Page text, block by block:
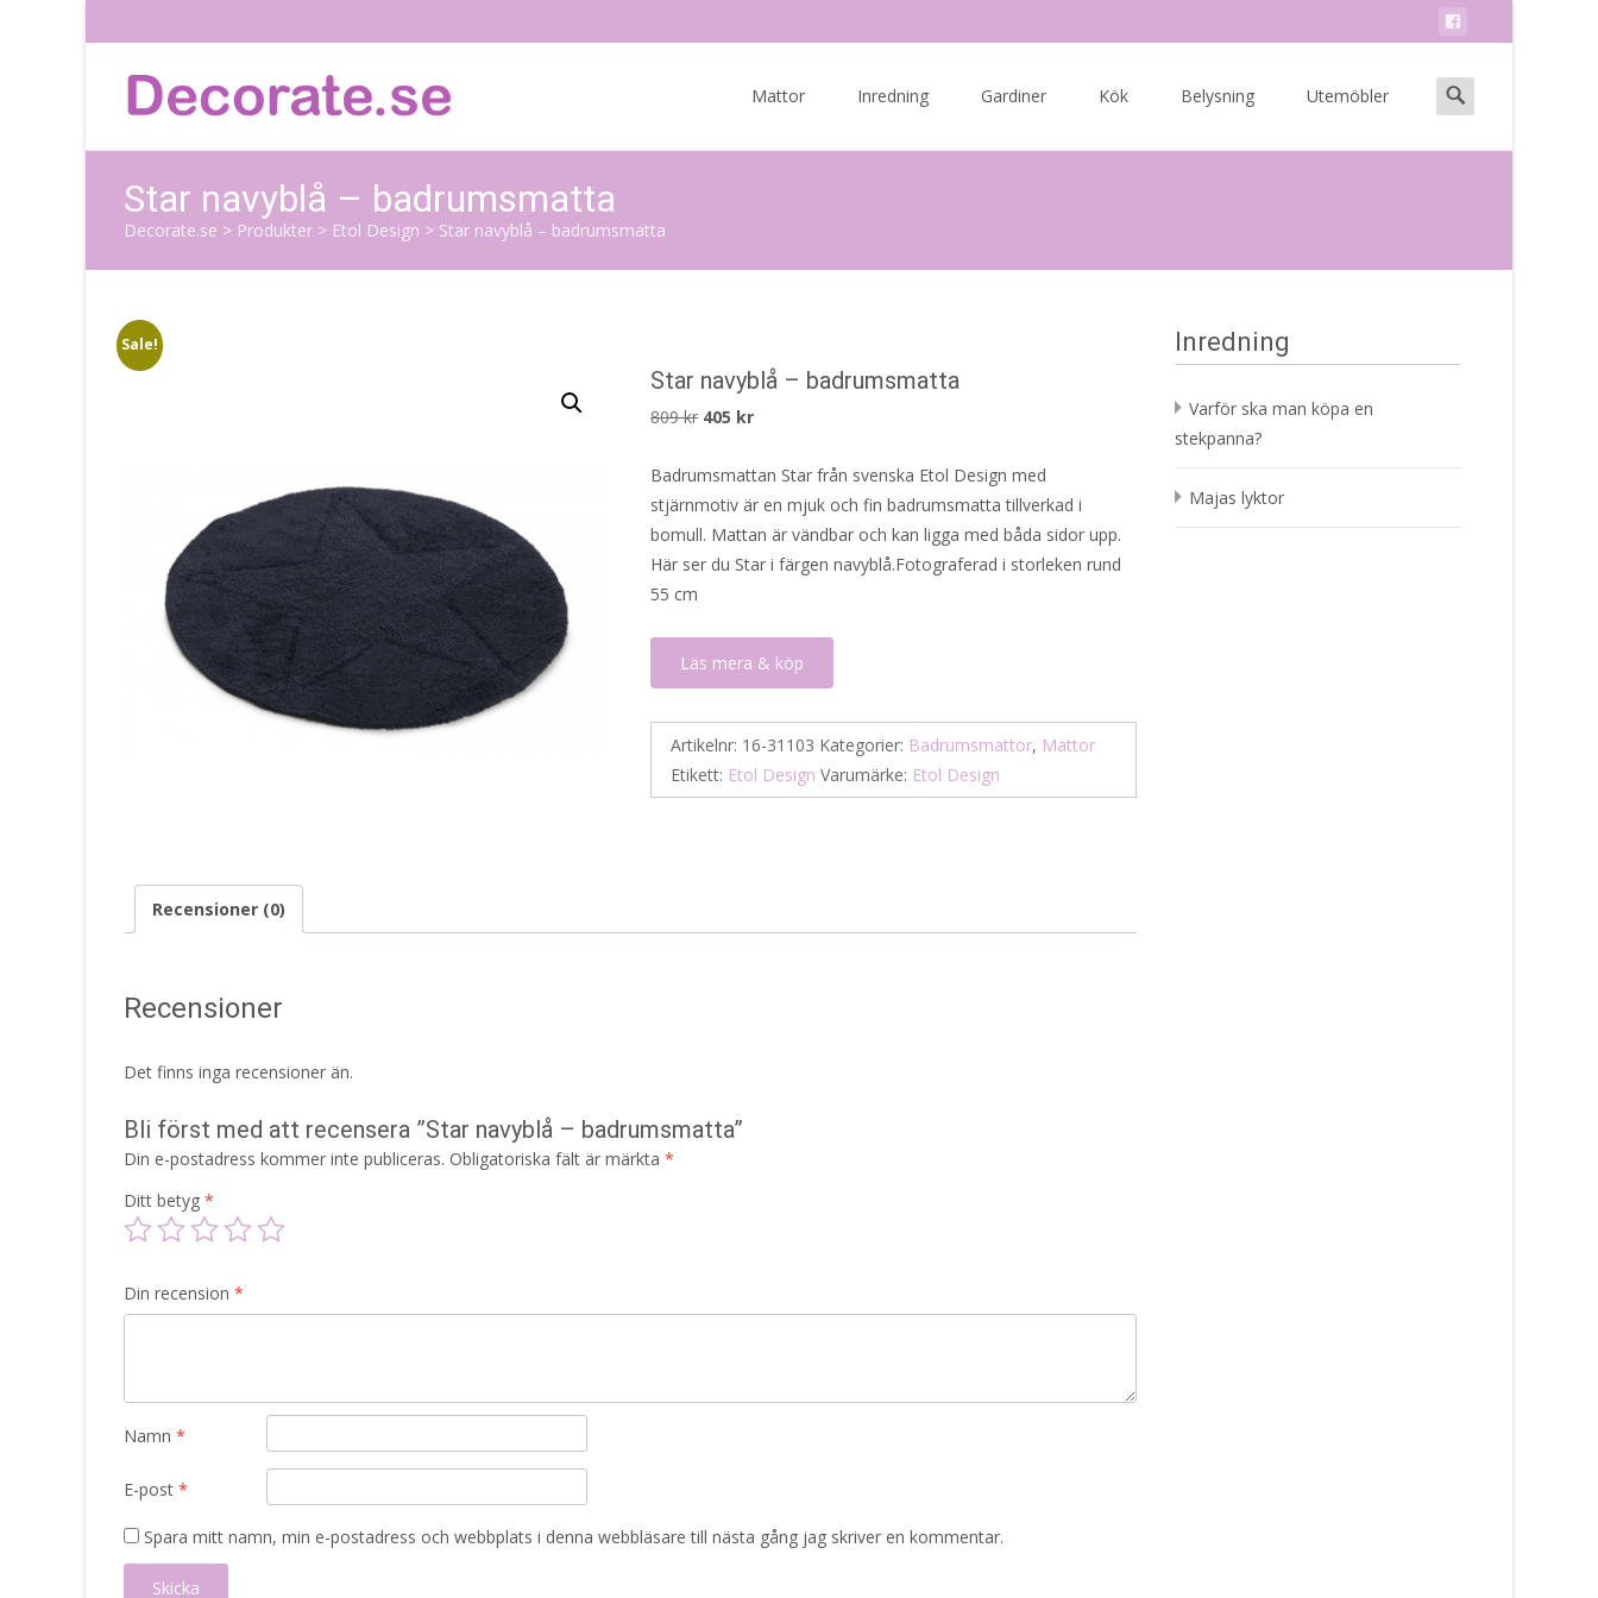
Mattor Inredning Gardiner Kök Belysning Utemöbler
Search
for:
Star navyblå – badrumsmatta
Decorate.se > Produkter > Etol Design > Star navyblå – badrumsmatta
Sale!
Star navyblå – badrumsmatta
809kr Det
priset
var:
809 kr.
405 krDet
priset
är:
405 kr.
Badrumsmattan Star från svenska Etol Design med
stjärnmotiv är en mjuk och fin badrumsmatta tillverkad i
bomull. Mattan är vändbar och kan ligga med båda sidor upp.
Här ser du Star i färgen navyblå.Fotograferad i storleken rund
55 cm
Läs mera & köp
Artikelnr: 16-31103 Kategorier: Badrumsmattor, Mattor
Etikett: Etol Design Varumärke: Etol Design
Recensioner (0)
Recensioner
Det finns inga recensioner än.
Bli först med att recensera ”Star navyblå – badrumsmatta”
Din e-postadress kommer inte publiceras. Obligatoriska fält är märkta *
Ditt betyg *
Din recension *
Namn *
E-post *
Spara mitt namn, min e-postadress och webbplats i denna webbläsare till nästa gång jag skriver en kommentar.
Inredning
Varför ska man köpa en
stekpanna?
Majas lyktor